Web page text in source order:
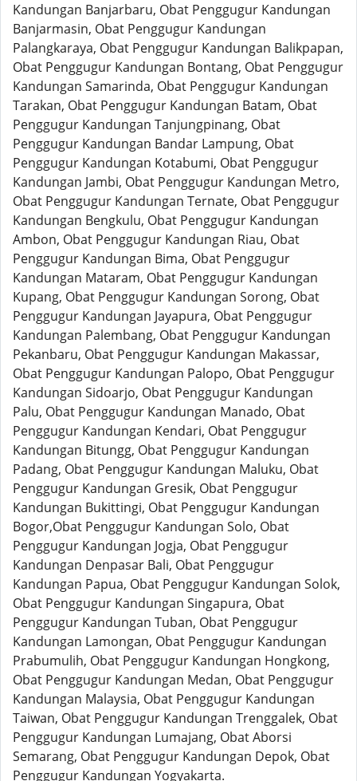
Kandungan Banjarbaru, Obat Penggugur Kandungan
Banjarmasin, Obat Penggugur Kandungan
Palangkaraya, Obat Penggugur Kandungan Balikpapan,
Obat Penggugur Kandungan Bontang, Obat Penggugur
Kandungan Samarinda, Obat Penggugur Kandungan
Tarakan, Obat Penggugur Kandungan Batam, Obat
Penggugur Kandungan Tanjungpinang, Obat
Penggugur Kandungan Bandar Lampung, Obat
Penggugur Kandungan Kotabumi, Obat Penggugur
Kandungan Jambi, Obat Penggugur Kandungan Metro,
Obat Penggugur Kandungan Ternate, Obat Penggugur
Kandungan Bengkulu, Obat Penggugur Kandungan
Ambon, Obat Penggugur Kandungan Riau, Obat
Penggugur Kandungan Bima, Obat Penggugur
Kandungan Mataram, Obat Penggugur Kandungan
Kupang, Obat Penggugur Kandungan Sorong, Obat
Penggugur Kandungan Jayapura, Obat Penggugur
Kandungan Palembang, Obat Penggugur Kandungan
Pekanbaru, Obat Penggugur Kandungan Makassar,
Obat Penggugur Kandungan Palopo, Obat Penggugur
Kandungan Sidoarjo, Obat Penggugur Kandungan
Palu, Obat Penggugur Kandungan Manado, Obat
Penggugur Kandungan Kendari, Obat Penggugur
Kandungan Bitungg, Obat Penggugur Kandungan
Padang, Obat Penggugur Kandungan Maluku, Obat
Penggugur Kandungan Gresik, Obat Penggugur
Kandungan Bukittingi, Obat Penggugur Kandungan
Bogor,Obat Penggugur Kandungan Solo, Obat
Penggugur Kandungan Jogja, Obat Penggugur
Kandungan Denpasar Bali, Obat Penggugur
Kandungan Papua, Obat Penggugur Kandungan Solok,
Obat Penggugur Kandungan Singapura, Obat
Penggugur Kandungan Tuban, Obat Penggugur
Kandungan Lamongan, Obat Penggugur Kandungan
Prabumulih, Obat Penggugur Kandungan Hongkong,
Obat Penggugur Kandungan Medan, Obat Penggugur
Kandungan Malaysia, Obat Penggugur Kandungan
Taiwan, Obat Penggugur Kandungan Trenggalek, Obat
Penggugur Kandungan Lumajang, Obat Aborsi
Semarang, Obat Penggugur Kandungan Depok, Obat
Penggugur Kandungan Yogyakarta.